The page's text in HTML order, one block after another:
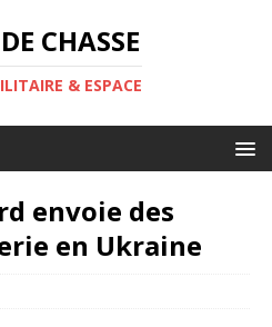
CHASSE
& ESPACE
envoie des
en Ukraine